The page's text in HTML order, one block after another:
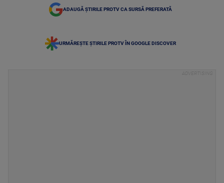
ADAUGĂ ȘTIRILE PROTV CA SURSĂ PREFERATĂ
URMĂREȘTE ȘTIRILE PROTV ÎN GOOGLE DISCOVER